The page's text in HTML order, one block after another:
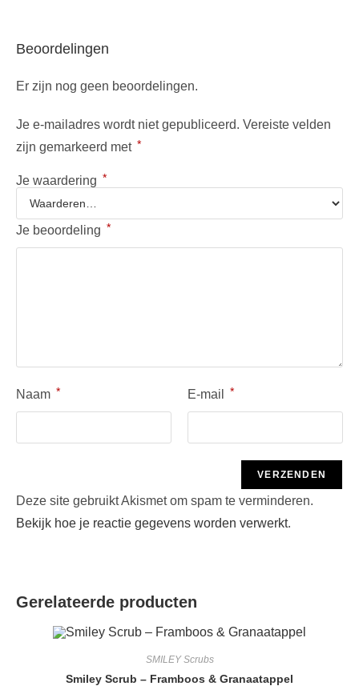
Beoordelingen
Er zijn nog geen beoordelingen.
Je e-mailadres wordt niet gepubliceerd. Vereiste velden
zijn gemarkeerd met *
Je waardering *
Je beoordeling *
Naam * E-mail *
Deze site gebruikt Akismet om spam te verminderen.
Bekijk hoe je reactie gegevens worden verwerkt.
Gerelateerde producten
SMILEY Scrubs
Smiley Scrub – Framboos & Granaatappel